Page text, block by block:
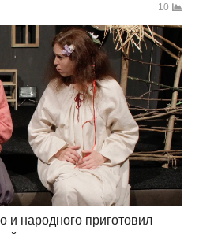
10
и народного приготовил